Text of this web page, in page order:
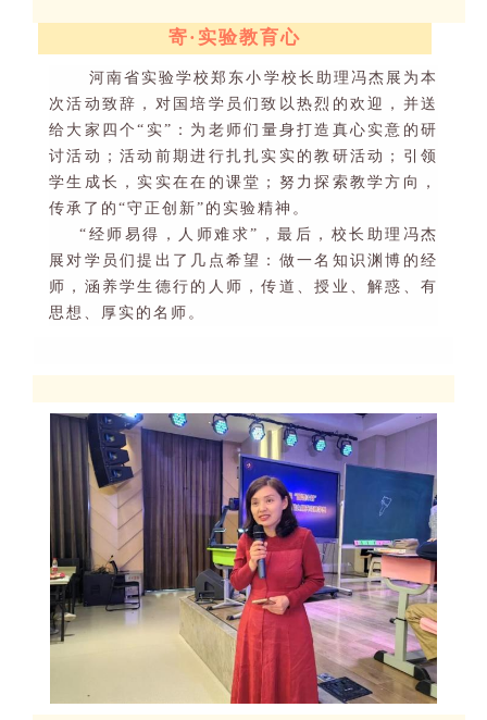
寄· 实验教育心
河南省实验学校郑东小学校长助理冯杰展为本
次活动致辞 ， 对国培学员们致以热烈的欢迎，并送
给大家四个“ 实” ：为老师们量身打造真心实意的研
讨活动；活动前期进行扎扎实实的教研活动；引领
学生成长，实实在在的课堂；努力探索教学方向，
传承了的 “守正创新” 的实验精神。
“ 经师易得，人师难求” ，最后，校长助理冯杰
展对学员们提出了几点希望：做一名知识渊博的经
师，涵养学生德行的人师，传道、授业、解惑、有
思想、厚实的名师。